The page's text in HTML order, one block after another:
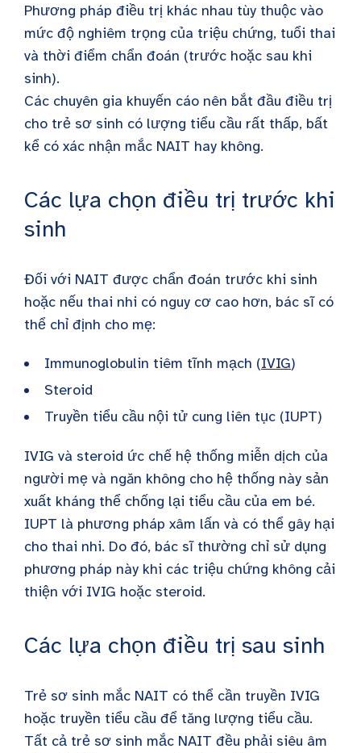
Phương pháp điều trị khác nhau tùy thuộc vào
mức độ nghiêm trọng của triệu chứng, tuổi thai
và thời điểm chẩn đoán (trước hoặc sau khi
sinh).
Các chuyên gia khuyến cáo nên bắt đầu điều trị
cho trẻ sơ sinh có lượng tiểu cầu rất thấp, bất
kể có xác nhận mắc NAIT hay không.
Các lựa chọn điều trị trước khi
sinh
Đối với NAIT được chẩn đoán trước khi sinh
hoặc nếu thai nhi có nguy cơ cao hơn, bác sĩ có
thể chỉ định cho mẹ:
Immunoglobulin tiêm tĩnh mạch (IVIG)
Steroid
Truyền tiểu cầu nội tử cung liên tục (IUPT)
IVIG và steroid ức chế hệ thống miễn dịch của
người mẹ và ngăn không cho hệ thống này sản
xuất kháng thể chống lại tiểu cầu của em bé.
IUPT là phương pháp xâm lấn và có thể gây hại
cho thai nhi. Do đó, bác sĩ thường chỉ sử dụng
phương pháp này khi các triệu chứng không cải
thiện với IVIG hoặc steroid.
Các lựa chọn điều trị sau sinh
Trẻ sơ sinh mắc NAIT có thể cần truyền IVIG
hoặc truyền tiểu cầu để tăng lượng tiểu cầu.
Tất cả trẻ sơ sinh mắc NAIT đều phải siêu âm